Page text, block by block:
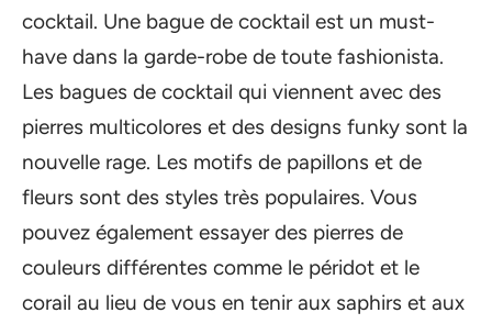
cocktail. Une bague de cocktail est un must-
have dans la garde-robe de toute fashionista.
Les bagues de cocktail qui viennent avec des
pierres multicolores et des designs funky sont la
nouvelle rage. Les motifs de papillons et de
fleurs sont des styles très populaires. Vous
pouvez également essayer des pierres de
couleurs différentes comme le péridot et le
corail au lieu de vous en tenir aux saphirs et aux